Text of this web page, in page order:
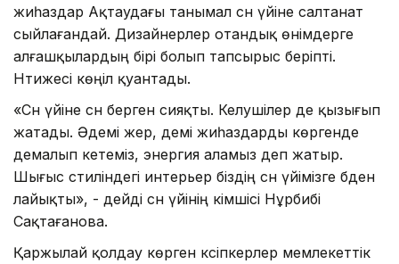
жиһаздар Ақтаудағы танымал сән үйіне салтанат
сыйлағандай. Дизайнерлер отандық өнімдерге
алғашқылардың бірі болып тапсырыс беріпті.
Нәтижесі көңіл қуантады.
«Сән үйіне сән берген сияқты. Келушілер де қызығып
жатады. Әдемі жер, әдемі жиһаздарды көргенде
демалып кетеміз, энергия аламыз деп жатыр.
Шығыс стиліндегі интерьер біздің сән үйімізге әбден
лайықты», - дейді сән үйінің әкімшісі Нұрбибі
Сақтағанова.
Қаржылай қолдау көрген кәсіпкерлер мемлекеттік